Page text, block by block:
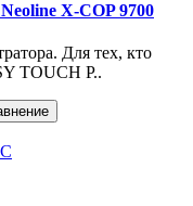
X-COP 9700
Для тех, кто
TOUCH P..